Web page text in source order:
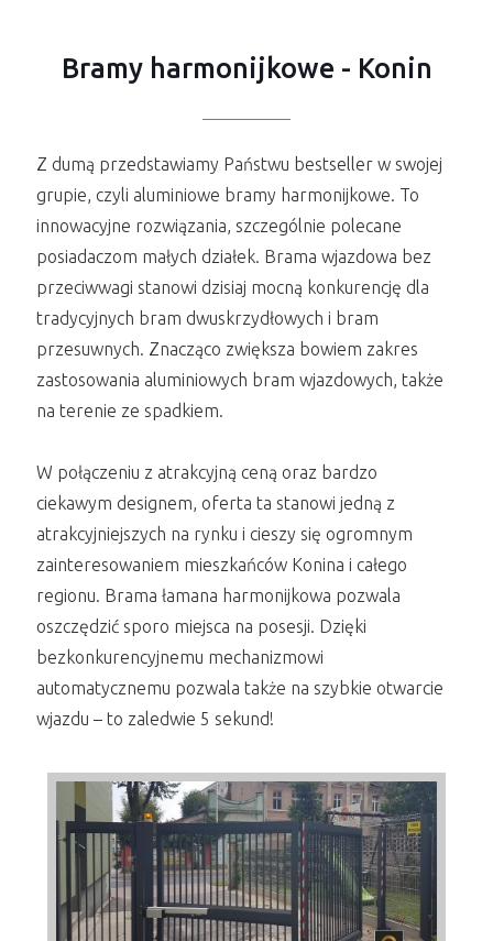
Bramy harmonijkowe - Konin
Z dumą przedstawiamy Państwu bestseller w swojej
grupie, czyli aluminiowe bramy harmonijkowe. To
innowacyjne rozwiązania, szczególnie polecane
posiadaczom małych działek. Brama wjazdowa bez
przeciwwagi stanowi dzisiaj mocną konkurencję dla
tradycyjnych bram dwuskrzydłowych i bram
przesuwnych. Znacząco zwiększa bowiem zakres
zastosowania aluminiowych bram wjazdowych, także
na terenie ze spadkiem.
W połączeniu z atrakcyjną ceną oraz bardzo
ciekawym designem, oferta ta stanowi jedną z
atrakcyjniejszych na rynku i cieszy się ogromnym
zainteresowaniem mieszkańców Konina i całego
regionu. Brama łamana harmonijkowa pozwala
oszczędzić sporo miejsca na posesji. Dzięki
bezkonkurencyjnemu mechanizmowi
automatycznemu pozwala także na szybkie otwarcie
wjazdu – to zaledwie 5 sekund!